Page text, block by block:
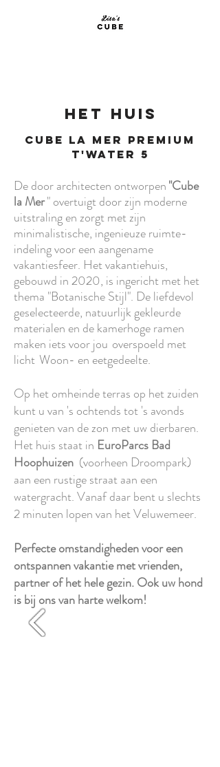
HET HUIS
Cube la Mer Premium
t'water 5
De door architecten ontworpen"Cube
la Mer" overtuigt door zijn moderne
uitstraling en zorgt met zijn
minimalistische, ingenieuze ruimte-
indeling voor een aangename
vakantiesfeer. Het vakantiehuis,
gebouwd in 2020, is ingericht met het
thema "Botanische Stijl". De liefdevol
geselecteerde, natuurlijk gekleurde
materialen en de kamerhoge ramen
maken iets voor jou overspoeld met
licht Woon- en eetgedeelte.
Op het omheinde terras op het zuiden
kunt u van 's ochtends tot 's avonds
genieten van de zon met uw dierbaren.
Het huis staat in EuroParcs Bad
Hoophuizen (voorheen Droompark)
aan een rustige straat aan een
watergracht. Vanaf daar bent u slechts
2 minuten lopen van het Veluwemeer.
Perfecte omstandigheden voor een
ontspannen vakantie met vrienden,
partner of het hele gezin. Ook uw hond
is bij ons van harte welkom!